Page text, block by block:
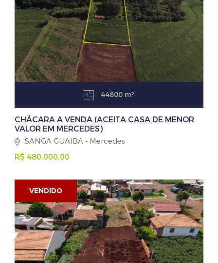
44800 m²
CHÁCARA A VENDA (ACEITA CASA DE MENOR
VALOR EM MERCEDES)
SANGA GUAIBA - Mercedes
R$ 480.000,00
VENDIDO